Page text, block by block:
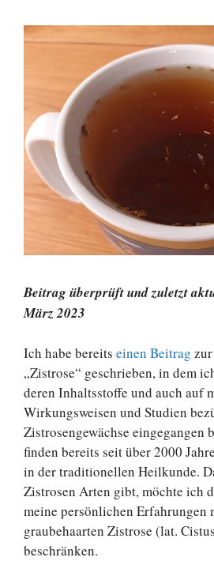
Beitrag überprüft und zuletzt
März 2023
Ich habe bereits einen Beitrag
„Zistrose“ geschrieben, in dem
deren Inhaltsstoffe und auch auf
Wirkungsweisen und Studien
Zistrosengewächse eingegangen
finden bereits seit über 2000
in der traditionellen Heilkunde.
Zistrosen Arten gibt, möchte ich
meine persönlichen Erfahrungen
graubehaarten Zistrose (lat.
beschränken.